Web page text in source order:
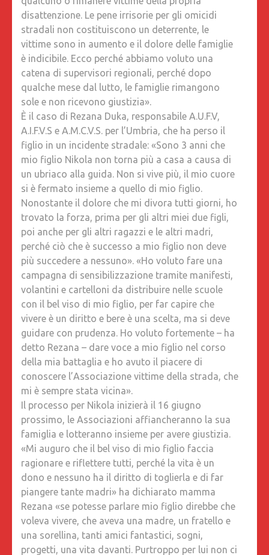
disattenzione. Le pene irrisorie per gli omicidi
stradali non costituiscono un deterrente, le
vittime sono in aumento e il dolore delle famiglie
è indicibile. Ecco perché abbiamo voluto una
catena di supervisori regionali, perché dopo
qualche mese dal lutto, le famiglie rimangono
sole e non ricevono giustizia».
È il caso di Rezana Duka, responsabile A.U.F.V,
A.I.F.V.S e A.M.C.V.S. per l’Umbria, che ha perso il
figlio in un incidente stradale: «Sono 3 anni che
mio figlio Nikola non torna più a casa a causa di
un ubriaco alla guida. Non si vive più, il mio cuore
si è fermato insieme a quello di mio figlio.
Nonostante il dolore che mi divora tutti giorni, ho
trovato la forza, prima per gli altri miei due figli,
poi anche per gli altri ragazzi e le altri madri,
perché ciò che è successo a mio figlio non deve
più succedere a nessuno». «Ho voluto fare una
campagna di sensibilizzazione tramite manifesti,
volantini e cartelloni da distribuire nelle scuole
con il bel viso di mio figlio, per far capire che
vivere è un diritto e bere è una scelta, ma si deve
guidare con prudenza. Ho voluto fortemente – ha
detto Rezana – dare voce a mio figlio nel corso
della mia battaglia e ho avuto il piacere di
conoscere l’Associazione vittime della strada, che
mi è sempre stata vicina».
Il processo per Nikola inizierà il 16 giugno
prossimo, le Associazioni affiancheranno la sua
famiglia e lotteranno insieme per avere giustizia.
«Mi auguro che il bel viso di mio figlio faccia
ragionare e riflettere tutti, perché la vita è un
dono e nessuno ha il diritto di toglierla e di far
piangere tante madri» ha dichiarato mamma
Rezana «se potesse parlare mio figlio direbbe che
voleva vivere, che aveva una madre, un fratello e
una sorellina, tanti amici fantastici, sogni,
progetti, una vita davanti. Purtroppo per lui non ci